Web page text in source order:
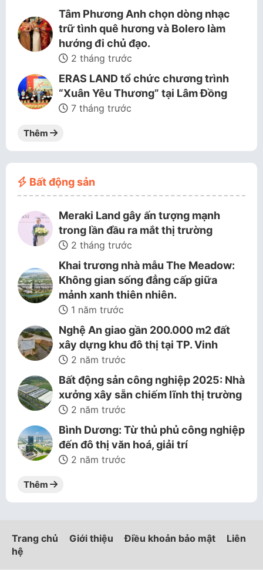
Tâm Phương Anh chọn dòng nhạc
trữ tình quê hương và Bolero làm
hướng đi chủ đạo.
2 tháng trước
ERAS LAND tổ chức chương trình
“Xuân Yêu Thương” tại Lâm Đồng
7 tháng trước
Thêm
Bất động sản
Meraki Land gây ấn tượng mạnh
trong lần đầu ra mắt thị trường
2 tháng trước
Khai trương nhà mẫu The Meadow:
Không gian sống đẳng cấp giữa
mảnh xanh thiên nhiên.
1 năm trước
Nghệ An giao gần 200.000 m2 đất
xây dựng khu đô thị tại TP. Vinh
2 năm trước
Bất động sản công nghiệp 2025: Nhà
xưởng xây sẵn chiếm lĩnh thị trường
2 năm trước
Bình Dương: Từ thủ phủ công nghiệp
đến đô thị văn hoá, giải trí
2 năm trước
Thêm
Trang chủ Giới thiệu Điều khoản bảo mật
Liên
hệ